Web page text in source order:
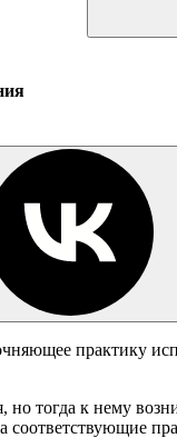
практику
но тогда к нему